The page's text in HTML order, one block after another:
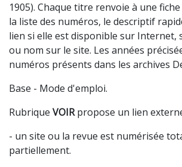
1905). Chaque titre renvoie à une
la liste des numéros, le descriptif
lien si elle est disponible sur Internet,
ou nom sur le site. Les années
numéros présents dans les archives
Base - Mode d'emploi.
Rubrique VOIRpropose un lien
- un site ou la revue est numérisée
partiellement.